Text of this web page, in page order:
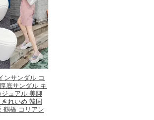
ンサンダル コ
底サンダル キ
ュアル 美脚
れいめ 韓国
鶴橋 コリアン